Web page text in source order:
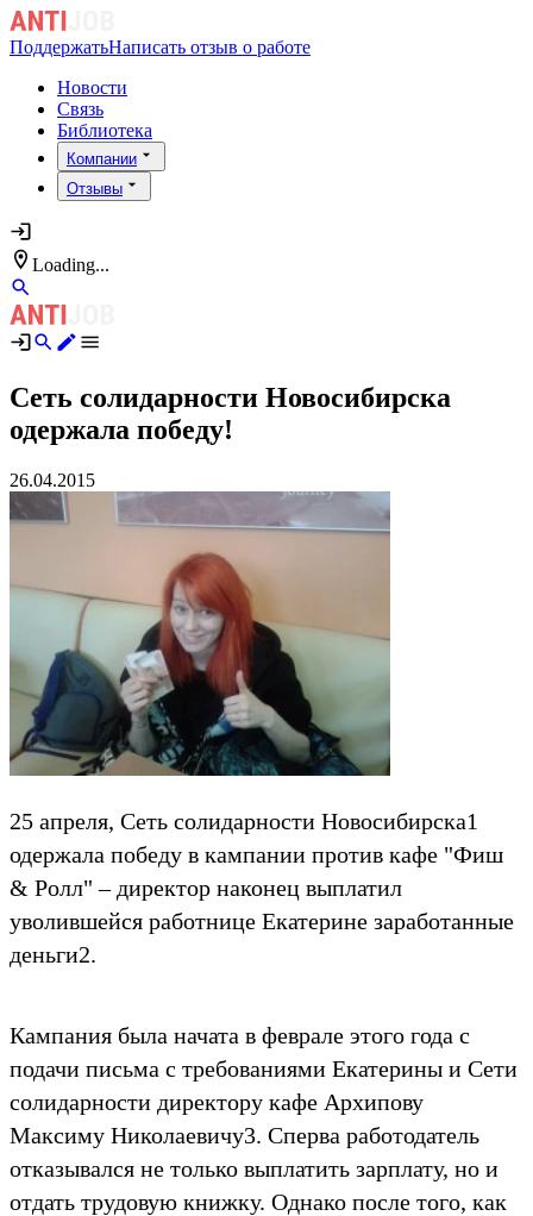
ПоддержатьНаписать отзыв о работе
Новости
Связь
Библиотека
Компании
Отзывы
Loading...
Сеть солидарности Новосибирска
одержала победу!
26.04.2015
25 апреля, Cеть солидарности Новосибирска1
одержала победу в кампании против кафе "Фиш
& Ролл" – директор наконец выплатил
уволившейся работнице Екатерине заработанные
деньги2.
Кампания была начата в феврале этого года с
подачи письма с требованиями Екатерины и Cети
солидарности директору кафе Архипову
Максиму Николаевичу3. Сперва работодатель
отказывался не только выплатить зарплату, но и
отдать трудовую книжку. Однако после того, как